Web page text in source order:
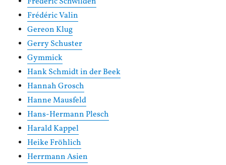
Frédéric Valin
Gereon Klug
Gerry Schuster
Gymmick
Hank Schmidt in der Beek
Hannah Grosch
Hanne Mausfeld
Hans-Hermann Plesch
Harald Kappel
Heike Fröhlich
Herrmann Asien